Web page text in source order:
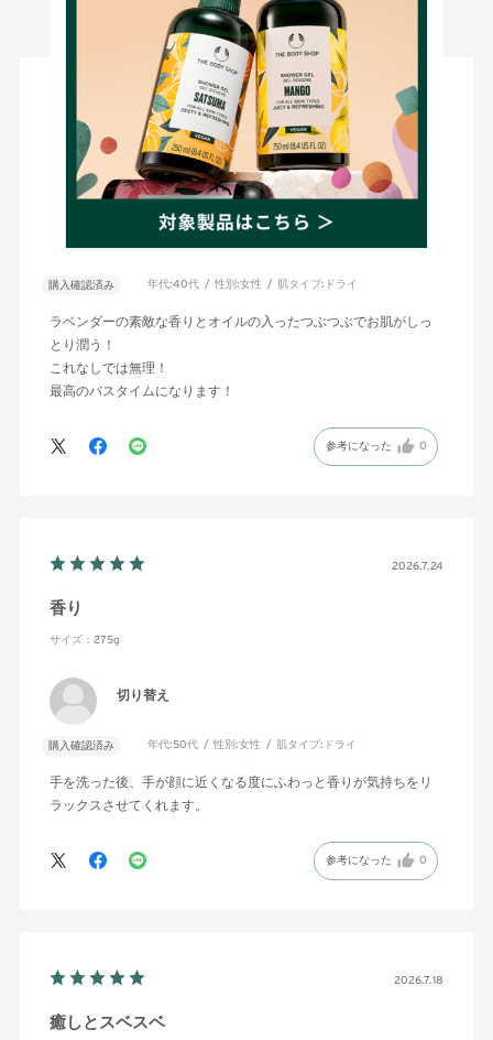
表示：新しい順
2026.7.25
最高
サイズ：275g
まりまり
購入確認済み 年代:40代 性別:女性 肌タイプ: ドライ
ラベンダーの素敵な香りとオイルの入ったつぶつぶでお肌がしっ
とり潤う！
これなしでは無理！
最高のバスタイムになります！
参考になった 0
2026.7.24
香り
サイズ：275g
切り替え
購入確認済み 年代: 50代 性別:女性 肌タイプ: ドライ
手を洗った後、手が顔に近くなる度にふわっと香りが気持ちをリ
ラックスさせてくれます。
参考になった 0
2026.7.18
癒しとスベスベ